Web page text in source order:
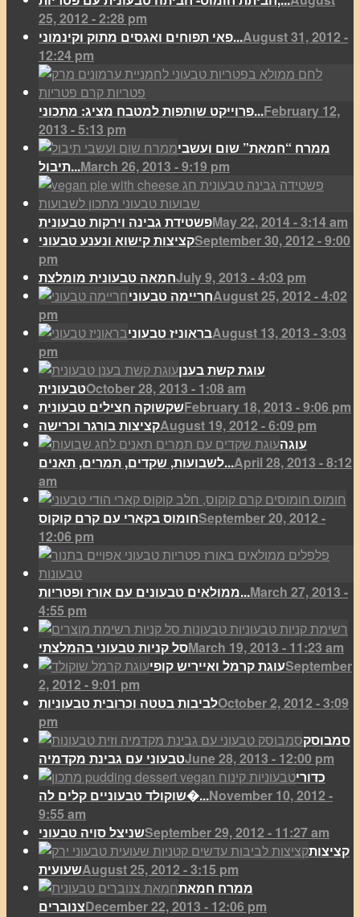
25, 2012 - 2:28 pm
פאי תפוחים ואגסים מתוק וקינמוני...August 31, 2012 -
12:24 pm
פרוייקט שותפות למטבח מציג: מתכוני...February 12,
2013 - 5:13 pm
ממרח “חמאת” שום ועשבי
תיבול...March 26, 2013 - 9:19 pm
פשטידת גבינה וירקות טבעוניתMay 22, 2014 - 3:14 am
קציצות קישוא ונענע טבעוניSeptember 30, 2012 - 9:00
pm
חמאה טבעונית מומלצתJuly 9, 2013 - 4:03 pm
חריימה טבעוניAugust 25, 2012 - 4:02
pm
בראוניז טבעוניAugust 13, 2013 - 3:03
pm
עוגת קשת בענן
טבעוניתOctober 28, 2013 - 1:08 am
שקשוקה חצילים טבעוניתFebruary 18, 2013 - 9:06 pm
קציצות בורגר וכרישהAugust 19, 2012 - 6:09 pm
עוגה
לשבועות, שקדים, תמרים, תאנים...April 28, 2013 - 8:12
am
חומוס בקארי עם קרם קוקוסSeptember 20, 2012 -
12:06 pm
ממולאים טבעונים עם אורז ופטריות...March 27, 2013 -
4:55 pm
סל קניות טבעוני בהמלצתיMarch 19, 2013 - 11:23 am
עוגת קרמל ואייריש קופיSeptember
2, 2012 - 9:01 pm
לביבות בטטה וכרובית טבעוניותOctober 2, 2012 - 3:09
pm
סמבוסק
טבעוני עם גבינת מקדמיהJune 28, 2013 - 12:00 pm
כדורי
שוקולד טבעוניים קלים לה�...November 10, 2012 -
9:55 am
שניצל סויה טבעוניSeptember 29, 2012 - 11:27 am
קציצות
שעועיתAugust 25, 2012 - 3:15 pm
ממרח חמאת
צנובריםDecember 22, 2013 - 12:06 pm